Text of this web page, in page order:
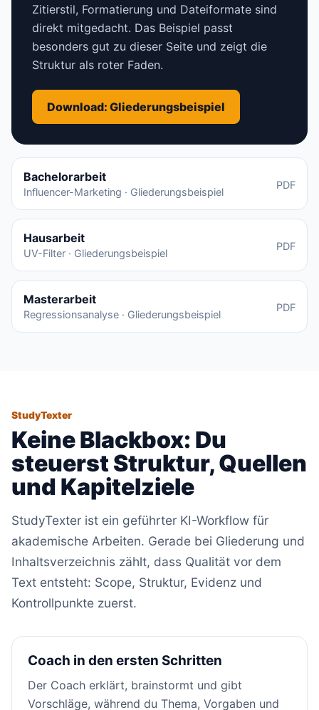
Zitierstil, Formatierung und Dateiformate sind
direkt mitgedacht. Das Beispiel passt
besonders gut zu dieser Seite und zeigt die
Struktur als roter Faden.
Download: Gliederungsbeispiel
Bachelorarbeit
Influencer-Marketing · Gliederungsbeispiel
PDF
Hausarbeit
UV-Filter · Gliederungsbeispiel
PDF
Masterarbeit
Regressionsanalyse · Gliederungsbeispiel
PDF
StudyTexter
Keine Blackbox: Du
steuerst Struktur, Quellen
und Kapitelziele
StudyTexter ist ein geführter KI-Workflow für
akademische Arbeiten. Gerade bei Gliederung und
Inhaltsverzeichnis zählt, dass Qualität vor dem
Text entsteht: Scope, Struktur, Evidenz und
Kontrollpunkte zuerst.
Coach in den ersten Schritten
Der Coach erklärt, brainstormt und gibt
Vorschläge, während du Thema, Vorgaben und